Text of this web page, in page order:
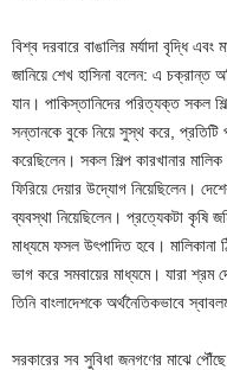
বিশ্ব দরবারে বাঙালির মর্যাদা বৃদ্ধি
জানিয়ে শেখ হাসিনা বলেন: এ চক্রান্ত
যান। পাকিস্তানিদের পরিত্যক্ত সকল
সন্তানকে বুকে নিয়ে সুস্থ করে, প্রতিটি
করেছিলেন। সকল শিল্প কারখানার মালিক
ফিরিয়ে দেয়ার উদ্যোগ নিয়েছিলেন।
ব্যবস্থা নিয়েছিলেন। প্রত্যেকটা কৃষি
মাধ্যমে ফসল উৎপাদিত হবে।
ভাগ করে সমবায়ের মাধ্যমে। যারা শ্রম
তিনি বাংলাদেশকে অর্থনৈতিকভাবে
সরকারের সব সুবিধা জনগণের মাঝে